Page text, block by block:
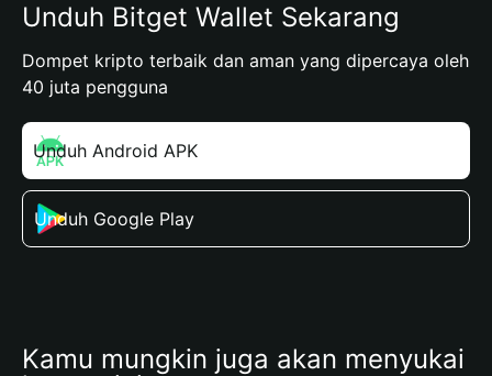
Unduh Bitget Wallet Sekarang
Dompet kripto terbaik dan aman yang dipercaya oleh
40 juta pengguna
Unduh Android APK
Unduh Google Play
Kamu mungkin juga akan menyukai